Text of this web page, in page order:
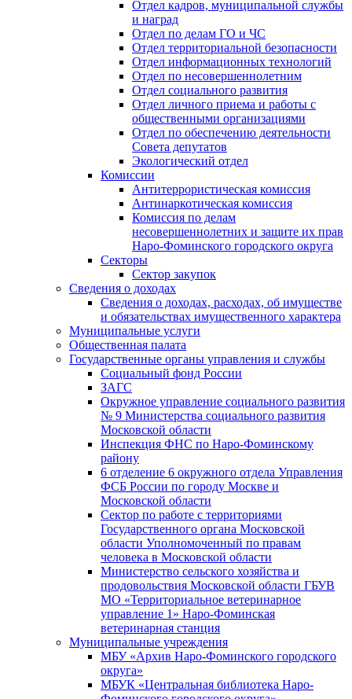
Отдел кадров, муниципальной службы
и наград
Отдел по делам ГО и ЧС
Отдел территориальной безопасности
Отдел информационных технологий
Отдел по несовершеннолетним
Отдел социального развития
Отдел личного приема и работы с
общественными организациями
Отдел по обеспечению деятельности
Совета депутатов
Экологический отдел
Комиссии
Антитеррористическая комиссия
Антинаркотическая комиссия
Комиссия по делам
несовершеннолетних и защите их прав
Наро-Фоминского городского округа
Секторы
Сектор закупок
Сведения о доходах
Сведения о доходах, расходах, об имуществе
и обязательствах имущественного характера
Муниципальные услуги
Общественная палата
Государственные органы управления и службы
Социальный фонд России
ЗАГC
Окружное управление социального развития
№ 9 Министерства социального развития
Московской области
Инспекция ФНС по Наро-Фоминскому
району
6 отделение 6 окружного отдела Управления
ФСБ России по городу Москве и
Московской области
Сектор по работе с территориями
Государственного органа Московской
области Уполномоченный по правам
человека в Московской области
Министерство сельского хозяйства и
продовольствия Московской области ГБУВ
МО «Территориальное ветеринарное
управление 1» Наро-Фоминская
ветеринарная станция
Муниципальные учреждения
МБУ «Архив Наро-Фоминского городского
округа»
МБУК «Центральная библиотека Наро-